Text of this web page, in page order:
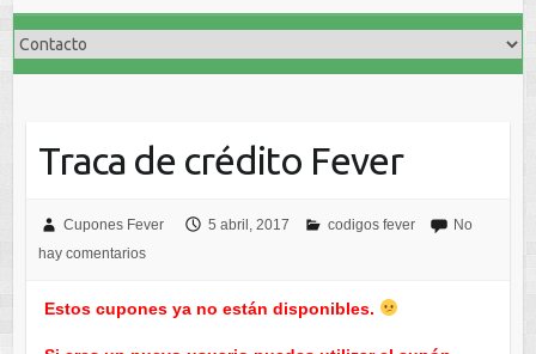
Traca de crédito Fever
Cupones Fever 5 abril, 2017 codigos fever
No
hay comentarios
Estos cupones ya no están disponibles.